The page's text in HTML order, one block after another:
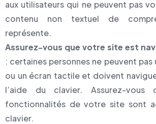
aux utilisateurs qui ne peuvent pas
contenu non textuel de
représente.
Assurez-vous que votre site est
: certaines personnes ne peuvent pas
ou un écran tactile et doivent
l’aide du clavier. Assurez-
fonctionnalités de votre site sont
clavier.